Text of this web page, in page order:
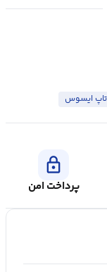
ایسوس
lock
پرداخت امن